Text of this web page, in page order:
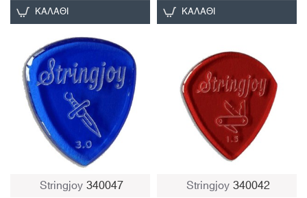
ΚΑΛΆΘΙ ΚΑΛΆΘΙ
Stringjoy340047 Stringjoy340042